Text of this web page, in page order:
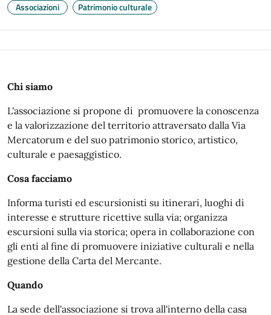
Associazioni Patrimonio culturale
Chi siamo
L'associazione si propone di promuovere la conoscenza
e la valorizzazione del territorio attraversato dalla Via
Mercatorum e del suo patrimonio storico, artistico,
culturale e paesaggistico.
Cosa facciamo
Informa turisti ed escursionisti su itinerari, luoghi di
interesse e strutture ricettive sulla via; organizza
escursioni sulla via storica; opera in collaborazione con
gli enti al fine di promuovere iniziative culturali e nella
gestione della Carta del Mercante.
Quando
La sede dell'associazione si trova all'interno della casa